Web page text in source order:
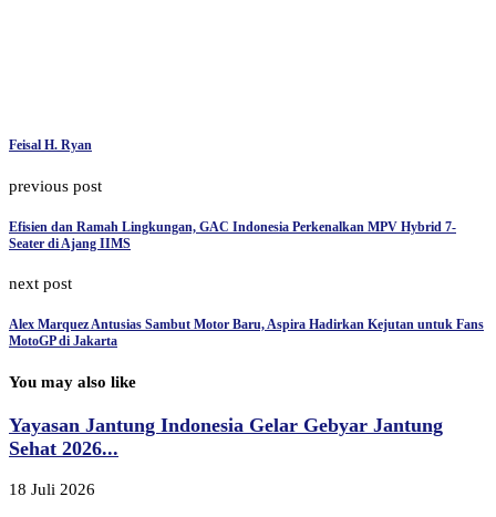
Feisal H. Ryan
previous post
Efisien dan Ramah Lingkungan, GAC Indonesia Perkenalkan MPV Hybrid 7-
Seater di Ajang IIMS
next post
Alex Marquez Antusias Sambut Motor Baru, Aspira Hadirkan Kejutan untuk Fans
MotoGP di Jakarta
You may also like
Yayasan Jantung Indonesia Gelar Gebyar Jantung
Sehat 2026...
18 Juli 2026